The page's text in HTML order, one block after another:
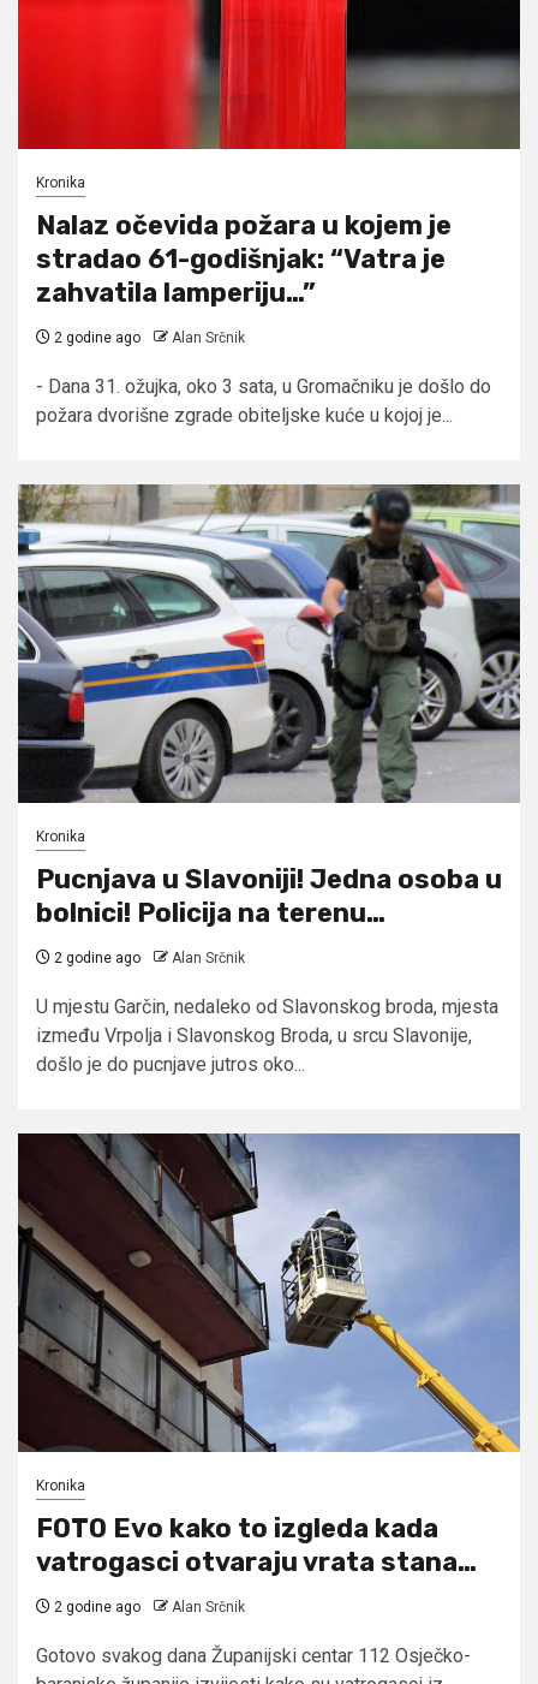
Kronika
Nalaz očevida požara u kojem je
stradao 61-godišnjak: “Vatra je
zahvatila lamperiju…”
2 godine ago Alan Srčnik
- Dana 31. ožujka, oko 3 sata, u Gromačniku je došlo do
požara dvorišne zgrade obiteljske kuće u kojoj je...
Kronika
Pucnjava u Slavoniji! Jedna osoba u
bolnici! Policija na terenu…
2 godine ago Alan Srčnik
U mjestu Garčin, nedaleko od Slavonskog broda, mjesta
između Vrpolja i Slavonskog Broda, u srcu Slavonije,
došlo je do pucnjave jutros oko...
Kronika
FOTO Evo kako to izgleda kada
vatrogasci otvaraju vrata stana…
2 godine ago Alan Srčnik
Gotovo svakog dana Županijski centar 112 Osječko-